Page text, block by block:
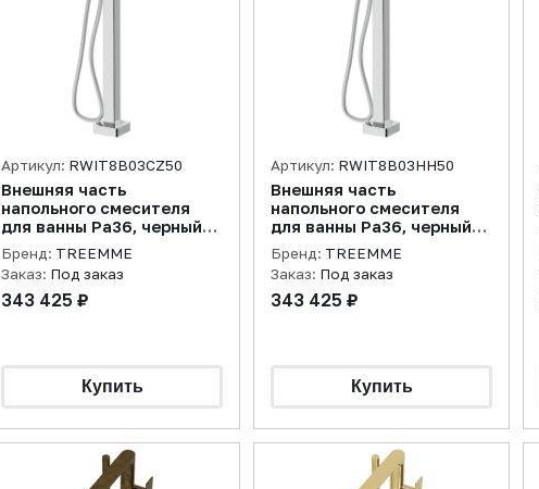
Артикул: RWIT8B03CZ50
Внешняя часть
напольного смесителя
для ванны Pa36, черный
хром брашированный
Бренд: TREEMME
Заказ: Под заказ
343 425 ₽
Артикул: RWIT8B03HH50
Внешняя часть
напольного смесителя
для ванны Pa36, черный
хром полированный
Бренд: TREEMME
Заказ: Под заказ
343 425 ₽